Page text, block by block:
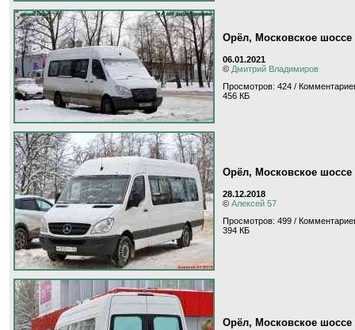
Орёл, Московское шоссе
06.01.2021
© Дмитрий Владимиров
Просмотров: 424 /
456 КБ
Орёл, Московское шоссе
28.12.2018
© Алексей 57
Просмотров: 499 /
394 КБ
Орёл, Московское шоссе